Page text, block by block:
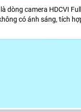
dòng camera HDCVI
có ánh sáng, tích